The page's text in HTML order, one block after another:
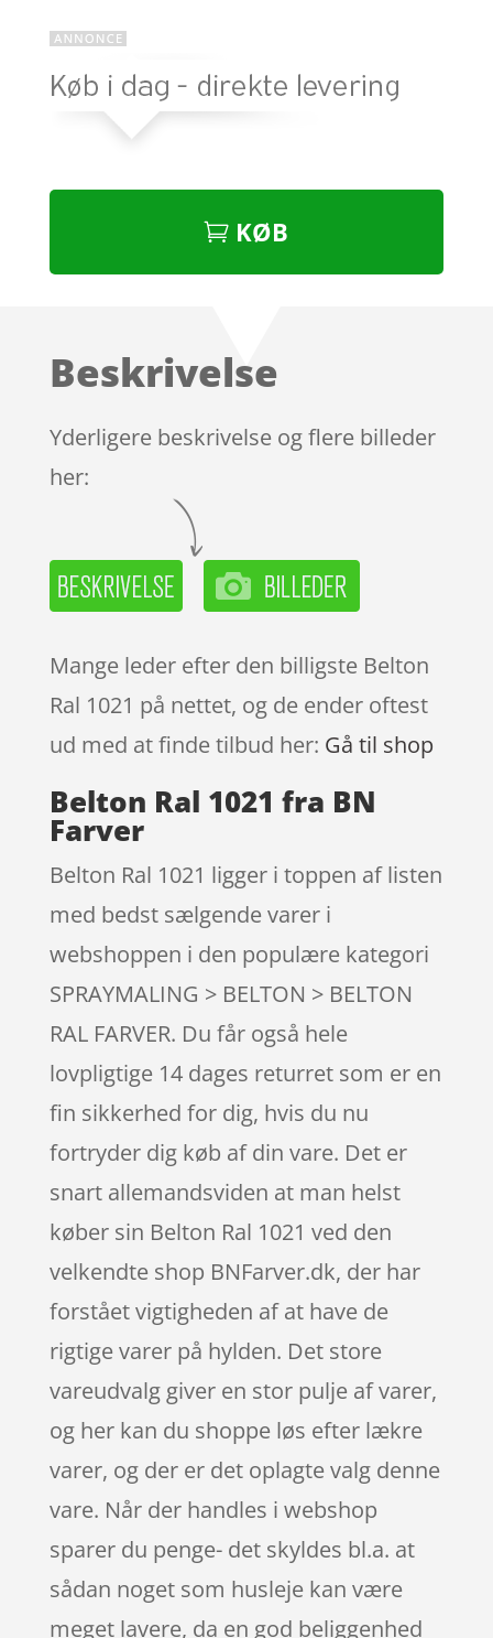
KØB
Beskrivelse
Yderligere beskrivelse og flere billeder
her:
Mange leder efter den billigste Belton
Ral 1021 på nettet, og de ender oftest
ud med at finde tilbud her: Gå til shop
Belton Ral 1021 fra BN
Farver
Belton Ral 1021 ligger i toppen af listen
med bedst sælgende varer i
webshoppen i den populære kategori
SPRAYMALING > BELTON > BELTON
RAL FARVER. Du får også hele
lovpligtige 14 dages returret som er en
fin sikkerhed for dig, hvis du nu
fortryder dig køb af din vare. Det er
snart allemandsviden at man helst
køber sin Belton Ral 1021 ved den
velkendte shop BNFarver.dk, der har
forstået vigtigheden af at have de
rigtige varer på hylden. Det store
vareudvalg giver en stor pulje af varer,
og her kan du shoppe løs efter lækre
varer, og der er det oplagte valg denne
vare. Når der handles i webshop
sparer du penge- det skyldes bl.a. at
sådan noget som husleje kan være
meget lavere, da en god beliggenhed